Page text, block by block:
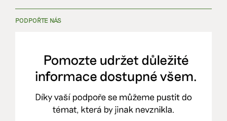
PODPOŘTE NÁS